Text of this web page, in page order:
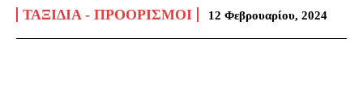
ΤΑΞΊΔΙΑ - ΠΡΟΟΡΙΣΜΟΊ 12 Φεβρουαρίου, 2024